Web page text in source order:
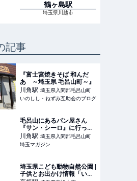
鶴ヶ島駅
埼玉県川越市
記事
『富士宮焼きそば 和んだ
あ ～埼玉県 毛呂山町～』
川角駅 埼玉県入間郡毛呂山町
いのしし・ねずみ互助会のブログ
毛呂山にあるパン屋さん
『サン・シーロ』に行って
きた！！
川角駅 埼玉県入間郡毛呂山町
埼玉マガジン
埼玉県こども動物自然公園 |
子供とお出かけ情報「いこ